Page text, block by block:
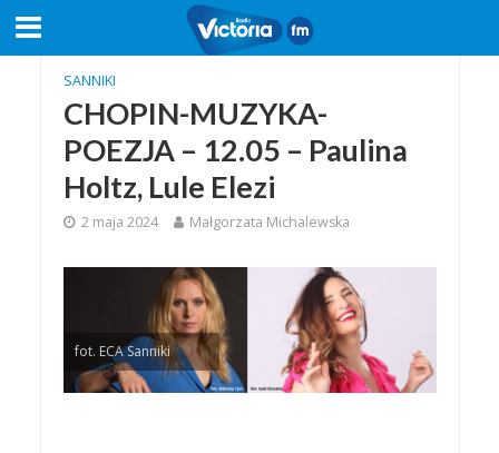
SANNIKI
CHOPIN-MUZYKA-
POEZJA – 12.05 – Paulina
Holtz, Lule Elezi
2 maja 2024 Małgorzata Michalewska
fot. ECA Sanniki